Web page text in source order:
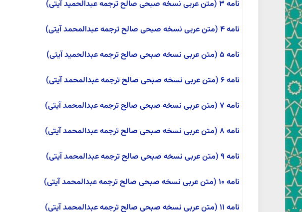
نامه ۳ (متن عربی نسخه صبحی صالح ترجمه عبدالحمید آیتی)
نامه ۴ (متن عربی نسخه صبحی صالح ترجمه عبدالمحمد آیتی)
نامه ۵ (متن عربی نسخه صبحی صالح ترجمه عبدالحمید آیتی)
نامه ۶ (متن عربی نسخه صبحی صالح ترجمه عبدالمحمد آیتی)
نامه ۷ (متن عربی نسخه صبحی صالح ترجمه عبدالمحمد آیتی)
نامه ۸ (متن عربی نسخه صبحی صالح ترجمه عبدالمحمد آیتی)
نامه ۹ (متن عربی نسخه صبحی صالح ترجمه عبدالمحمد آیتی)
نامه ۱۰ (متن عربی نسخه صبحی صالح ترجمه عبدالمحمد آیتی)
نامه ۱۱ (متن عربی نسخه صبحی صالح ترجمه عبدالمحمد آیتی)